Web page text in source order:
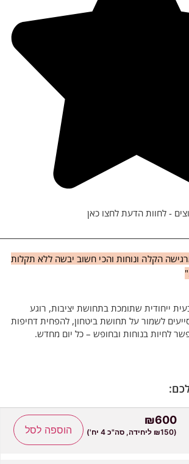
הקלה ונוחות והכי חשוב יבשה ללא תקלות
ייחודית שתומכת בתחושת יציבות, רוגע
לשמור על תחושת ביטחון, להפחית דחיפות
לחיות בנוחות ובחופש – כל יום מחדש.
₪600
(₪150 ליחידה, סה"כ 4 יח') הוספה לסל